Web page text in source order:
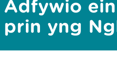
Adfywio
prin yng